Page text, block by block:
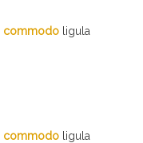
commodoligula
commodoligula